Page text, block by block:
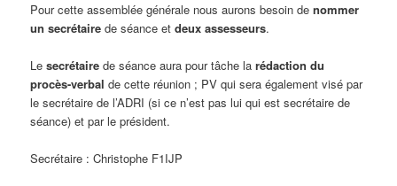
Pour cette assemblée générale nous aurons besoin denommer
un secrétaire de séance etdeux assesseurs.
Lesecrétaire de séance aura pour tâche larédaction du
procès-verbalde cette réunion ; PV qui sera également visé par
le secrétaire de l’ADRI (si ce n’est pas lui qui est secrétaire de
séance) et par le président.
Secrétaire : Christophe F1IJP